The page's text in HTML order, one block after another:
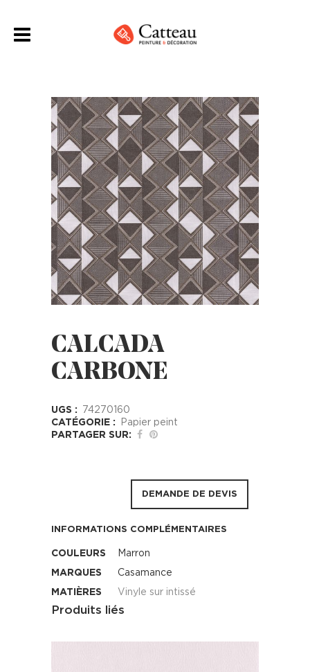
CALCADA
CARBONE
UGS :
74270160
CATÉGORIE :
Papier peint
PARTAGER SUR:
DEMANDE DE DEVIS
INFORMATIONS COMPLÉMENTAIRES
COULEURS
Marron
MARQUES
Casamance
MATIÈRES
Vinyle sur intissé
Produits liés